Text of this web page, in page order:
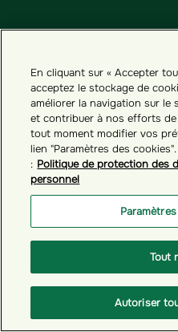
Devenir Partenaire
Nos engagements RSE
Conditions générales
Comptes inactifs - Loi Eckert
Nos solutions d’épargne
En cliquant sur « Accepter
acceptez le stockage de
améliorer la navigation sur le
et contribuer à nos efforts de
tout moment modifier vos
lien "Paramètres des
: Politique de protection des
personnel
Tout
Autoriser